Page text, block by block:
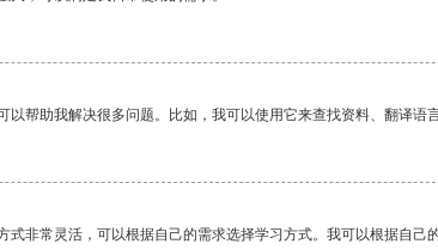
以帮助我解决很多问题。比如，我可以使用它来查找资料、翻译语
式非常灵活，可以根据自己的需求选择学习方式。我可以根据自己